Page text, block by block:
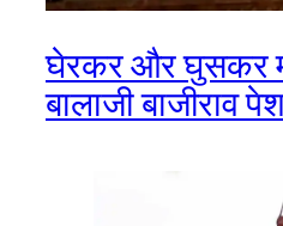
घेरकर और घुसकर
बालाजी बाजीराव